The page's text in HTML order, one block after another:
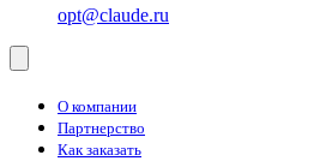
opt@claude.ru
О компании
Партнерство
Как заказать